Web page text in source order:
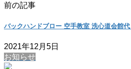
前の記事
バックハンドブロー 空手教室 洗心道会館
2021年12月5日
お知らせ